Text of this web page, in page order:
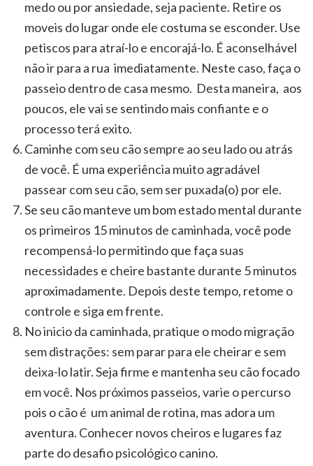
medo ou por ansiedade, seja paciente. Retire os
moveis do lugar onde ele costuma se esconder. Use
petiscos para atraí-lo e encorajá-lo. É aconselhável
não ir para a rua imediatamente. Neste caso, faça o
passeio dentro de casa mesmo. Desta maneira, aos
poucos, ele vai se sentindo mais confiante e o
processo terá exito.
Caminhe com seu cão sempre ao seu lado ou atrás
de você. É uma experiência muito agradável
passear com seu cão, sem ser puxada(o) por ele.
Se seu cão manteve um bom estado mental durante
os primeiros 15 minutos de caminhada, você pode
recompensá-lo permitindo que faça suas
necessidades e cheire bastante durante 5 minutos
aproximadamente. Depois deste tempo, retome o
controle e siga em frente.
No inicio da caminhada, pratique o modo migração
sem distrações: sem parar para ele cheirar e sem
deixa-lo latir. Seja firme e mantenha seu cão focado
em você. Nos próximos passeios, varie o percurso
pois o cão é um animal de rotina, mas adora um
aventura. Conhecer novos cheiros e lugares faz
parte do desafio psicológico canino.